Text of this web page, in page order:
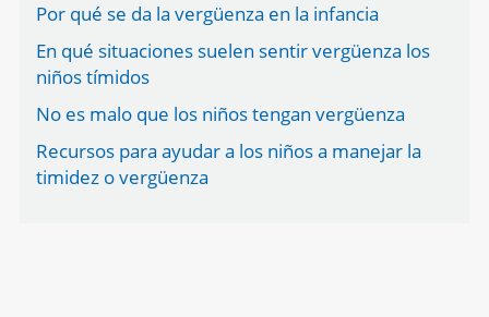
Por qué se da la vergüenza en la infancia
En qué situaciones suelen sentir vergüenza los
niños tímidos
No es malo que los niños tengan vergüenza
Recursos para ayudar a los niños a manejar la
timidez o vergüenza